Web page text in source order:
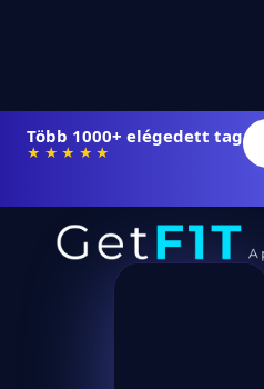
Több 1000+ elégedett tag
★★★★★